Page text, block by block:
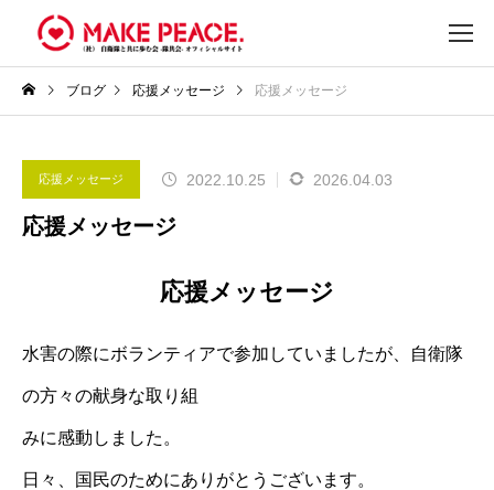
ブログ 応援メッセージ 応援メッセージ
応援メッセージ 2022.10.25 2026.04.03
応援メッセージ
応援メッセージ
水害の際にボランティアで参加していましたが、自衛隊
の方々の献身な取り組
みに感動しました。
日々、国⺠のためにありがとうございます。